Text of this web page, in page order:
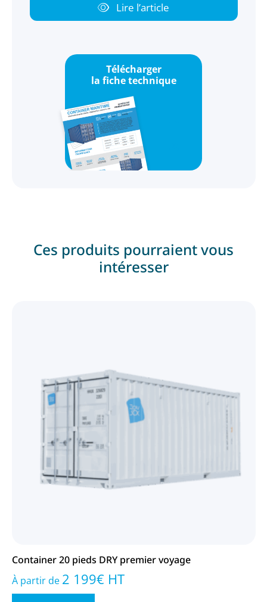
Lire l’article
Télécharger
la fiche technique
Ces produits pourraient vous
intéresser
Container 20 pieds DRY premier voyage
À partir de 2 199€ HT